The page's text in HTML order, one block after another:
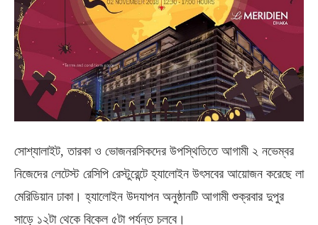
সোশ্যালাইট, তারকা ও ভোজনরসিকদের উপস্থিতিতে আগামী ২ নভেম্বর
নিজেদের লেটেস্ট রেসিপি রেস্টুরেন্টে হ্যালোইন উৎসবের আয়োজন করেছে লা
মেরিডিয়ান ঢাকা। হ্যালোইন উদযাপন অনুষ্ঠানটি আগামী শুক্রবার দুপুর
সাড়ে ১২টা থেকে বিকেল ৫টা পর্যন্ত চলবে।